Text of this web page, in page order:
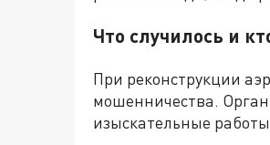
Что случилось и
При реконструкции
мошенничества.
изыскательные